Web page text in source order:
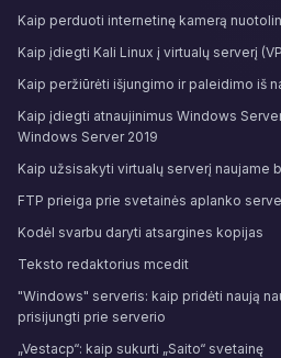
Kaip perduoti internetinę kamerą
Kaip įdiegti Kali Linux į virtualų serverį
Kaip peržiūrėti išjungimo ir paleidimo iš
Kaip įdiegti atnaujinimus Windows
Windows Server 2019
Kaip užsisakyti virtualų serverį naujame
FTP prieiga prie svetainės aplanko
Kodėl svarbu daryti atsargines kopijas
Teksto redaktorius mcedit
"Windows" serveris: kaip pridėti naują
prisijungti prie serverio
„Vestacp“: kaip sukurti „Saito“ svetainę